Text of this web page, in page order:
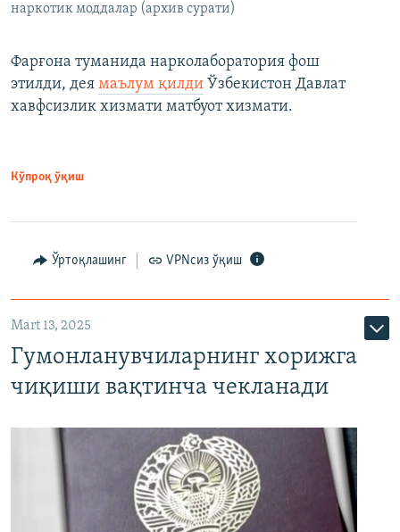
наркотик моддалар (архив сурати)
Фарғона туманида нарколаборатория фош
этилди, дея маълум қилди Ўзбекистон Давлат
хавфсизлик хизмати матбуот хизмати.
Кўпроқ ўқиш
Ўртоқлашинг VPNсиз ўқиш
Mart 13, 2025
Гумонланувчиларнинг хорижга
чиқиши вақтинча чекланади